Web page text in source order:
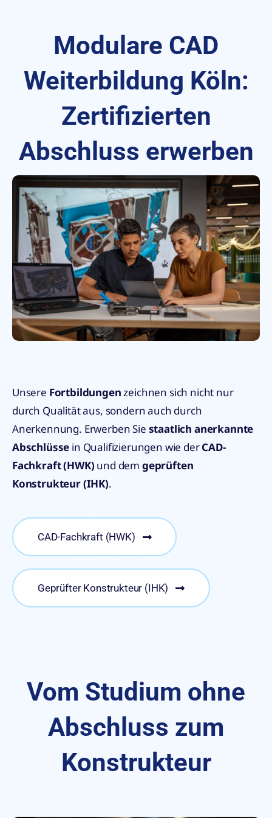
Modulare CAD
Weiterbildung Köln:
Zertifizierten
Abschluss erwerben
Unsere Fortbildungenzeichnen sich nicht nur
durch Qualität aus, sondern auch durch
Anerkennung. Erwerben Sie staatlich anerkannte
Abschlüsse in Qualifizierungen wie derCAD-
Fachkraft (HWK) und dem geprüften
Konstrukteur (IHK).
CAD-Fachkraft (HWK)
Geprüfter Konstrukteur (IHK)
Vom Studium ohne
Abschluss zum
Konstrukteur